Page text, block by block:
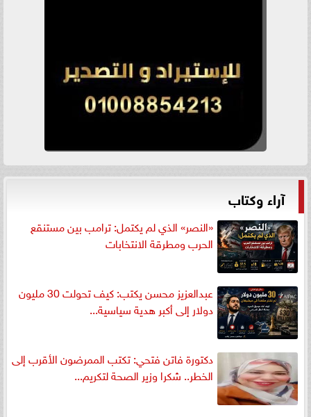
آراء وكتاب
«النصر» الذي لم يكتمل: ترامب بين مستنقع
الحرب ومطرقة الانتخابات
عبدالعزيز محسن يكتب: كيف تحولت 30 مليون
دولار إلى أكبر هدية سياسية...
دكتورة فاتن فتحي: تكتب الممرضون الأقرب إلى
الخطر.. شكرا وزير الصحة لتكريم...